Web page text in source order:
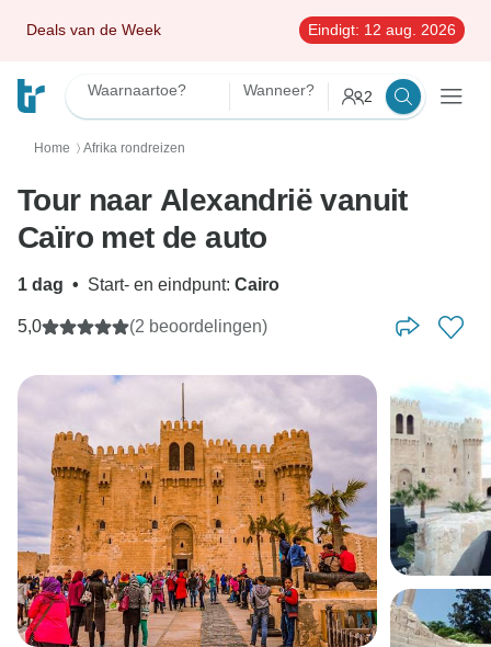
Deals van de Week Eindigt: 12 aug. 2026
Waarnaartoe? Wanneer? 2
Home 〉 Afrika rondreizen
Tour naar Alexandrië vanuit
Caïro met de auto
1 dag • Start- en eindpunt: Cairo
5,0 (2 beoordelingen)